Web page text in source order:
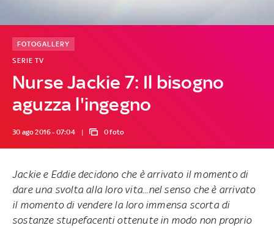
Nurse Jackie 7: Il bisogno
aguzza l'ingegno
SERIE TV
FOTOGALLERY
30 ago 2016 - 07:04 0 foto
Jackie e Eddie decidono che è arrivato il momento di
dare una svolta alla loro vita...nel senso che è arrivato
il momento di vendere la loro immensa scorta di
sostanze stupefacenti ottenute in modo non proprio